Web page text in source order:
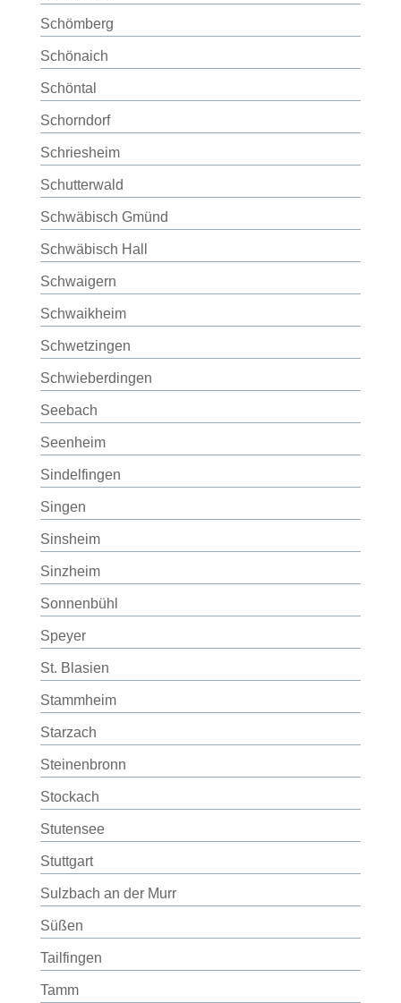
Schömberg
Schönaich
Schöntal
Schorndorf
Schriesheim
Schutterwald
Schwäbisch Gmünd
Schwäbisch Hall
Schwaigern
Schwaikheim
Schwetzingen
Schwieberdingen
Seebach
Seenheim
Sindelfingen
Singen
Sinsheim
Sinzheim
Sonnenbühl
Speyer
St. Blasien
Stammheim
Starzach
Steinenbronn
Stockach
Stutensee
Stuttgart
Sulzbach an der Murr
Süßen
Tailfingen
Tamm